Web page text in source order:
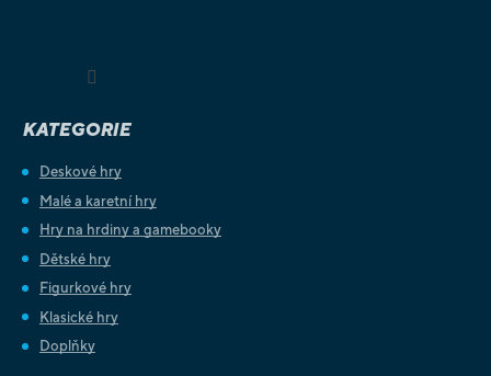
KATEGORIE
Deskové hry
Malé a karetní hry
Hry na hrdiny a gamebooky
Dětské hry
Figurkové hry
Klasické hry
Doplňky